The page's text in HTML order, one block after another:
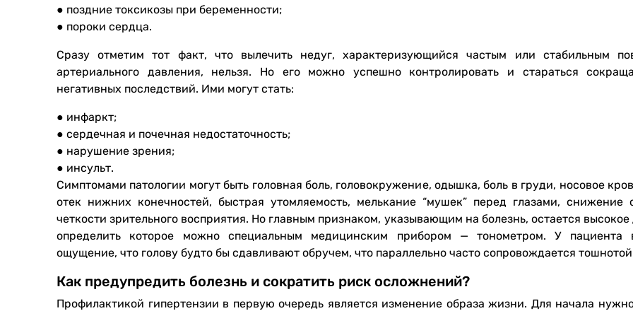
● поздние токсикозы при беременности;
● пороки сердца.
Сразу отметим тот факт, что вылечить недуг, характеризующийся частым или стабильным
артериального давления, нельзя. Но его можно успешно контролировать и стараться
негативных последствий. Ими могут стать:
● инфаркт;
● сердечная и почечная недостаточность;
● нарушение зрения;
● инсульт.
Симптомами патологии могут быть головная боль, головокружение, одышка, боль в груди, носовое
отек нижних конечностей, быстрая утомляемость, мелькание “мушек” перед глазами, снижение
четкости зрительного восприятия. Но главным признаком, указывающим на болезнь, остается
определить которое можно специальным медицинским прибором — тонометром. У пациента
ощущение, что голову будто бы сдавливают обручем, что параллельно часто сопровождается
Как предупредить болезнь и сократить риск осложнений?
Профилактикой гипертензии в первую очередь является изменение образа жизни. Для начала